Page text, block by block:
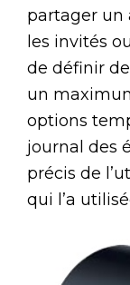
partager un
les invités
de définir
un
options
journal des
précis de
qui l’a